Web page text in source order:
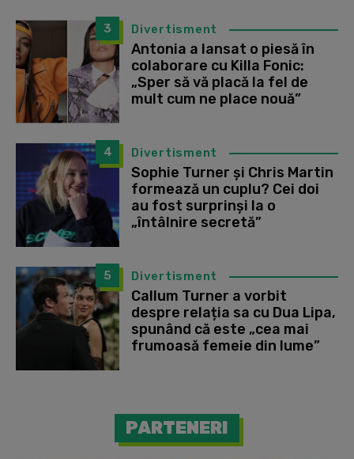
3 Divertisment
Antonia a lansat o piesă în
colaborare cu Killa Fonic:
„Sper să vă placă la fel de
mult cum ne place nouă”
4 Divertisment
Sophie Turner și Chris Martin
formează un cuplu? Cei doi
au fost surprinși la o
„întâlnire secretă”
5 Divertisment
Callum Turner a vorbit
despre relația sa cu Dua Lipa,
spunând că este „cea mai
frumoasă femeie din lume”
PARTENERI